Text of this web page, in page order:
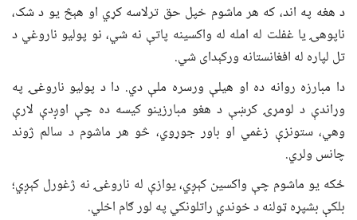
د هغه په اند، که هر ماشوم خپل حق ترلاسه کړي او هېڅ یو د شک،
ناپوهۍ یا غفلت له امله له واکسینه پاتې نه شي، نو پولیو ناروغي د
تل لپاره له افغانستانه ورکېدای شي.
دا مبارزه روانه ده او هیلې ورسره ملې دي. دا د پولیو ناروغۍ په
وړاندې د لومړۍ کرښې د هغو مبارزینو کیسه ده چې اوږدې لارې
وهي، ستونزې زغمي او باور جوړوي، څو هر ماشوم د سالم ژوند
چانس ولري.
ځکه یو ماشوم چې واکسین کېږي، یوازې له ناروغۍ نه ژغورل کېږي؛
بلکې بشپړه ټولنه د خوندي راتلونکي په لور ګام اخلي.